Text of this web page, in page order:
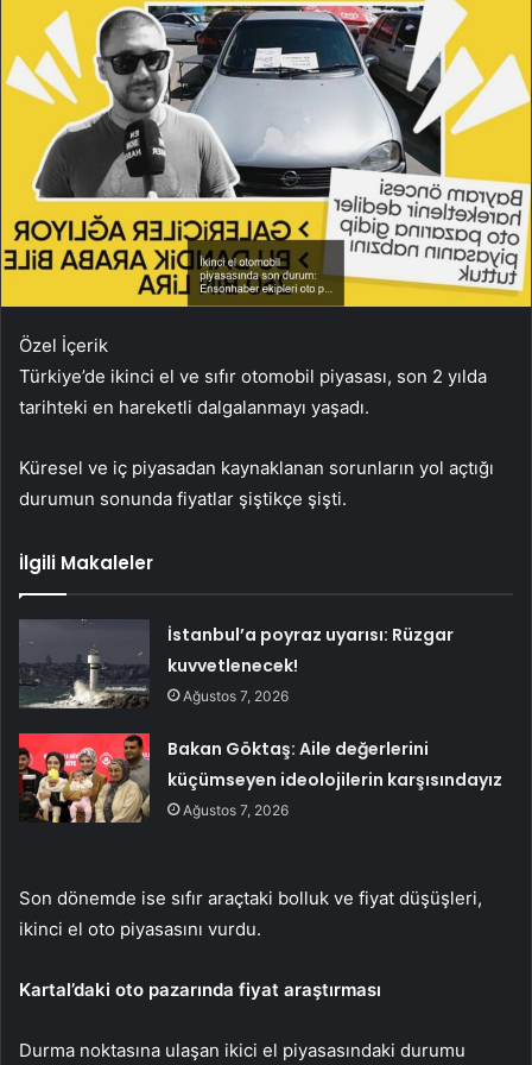
Özel İçerik
Türkiye’de ikinci el ve sıfır otomobil piyasası, son 2 yılda
tarihteki en hareketli dalgalanmayı yaşadı.
Küresel ve iç piyasadan kaynaklanan sorunların yol açtığı
durumun sonunda fiyatlar şiştikçe şişti.
İlgili Makaleler
İstanbul’a poyraz uyarısı: Rüzgar
kuvvetlenecek!
Ağustos 7, 2026
Bakan Göktaş: Aile değerlerini
küçümseyen ideolojilerin karşısındayız
Ağustos 7, 2026
Son dönemde ise sıfır araçtaki bolluk ve fiyat düşüşleri,
ikinci el oto piyasasını vurdu.
Kartal’daki oto pazarında fiyat araştırması
Durma noktasına ulaşan ikici el piyasasındaki durumu